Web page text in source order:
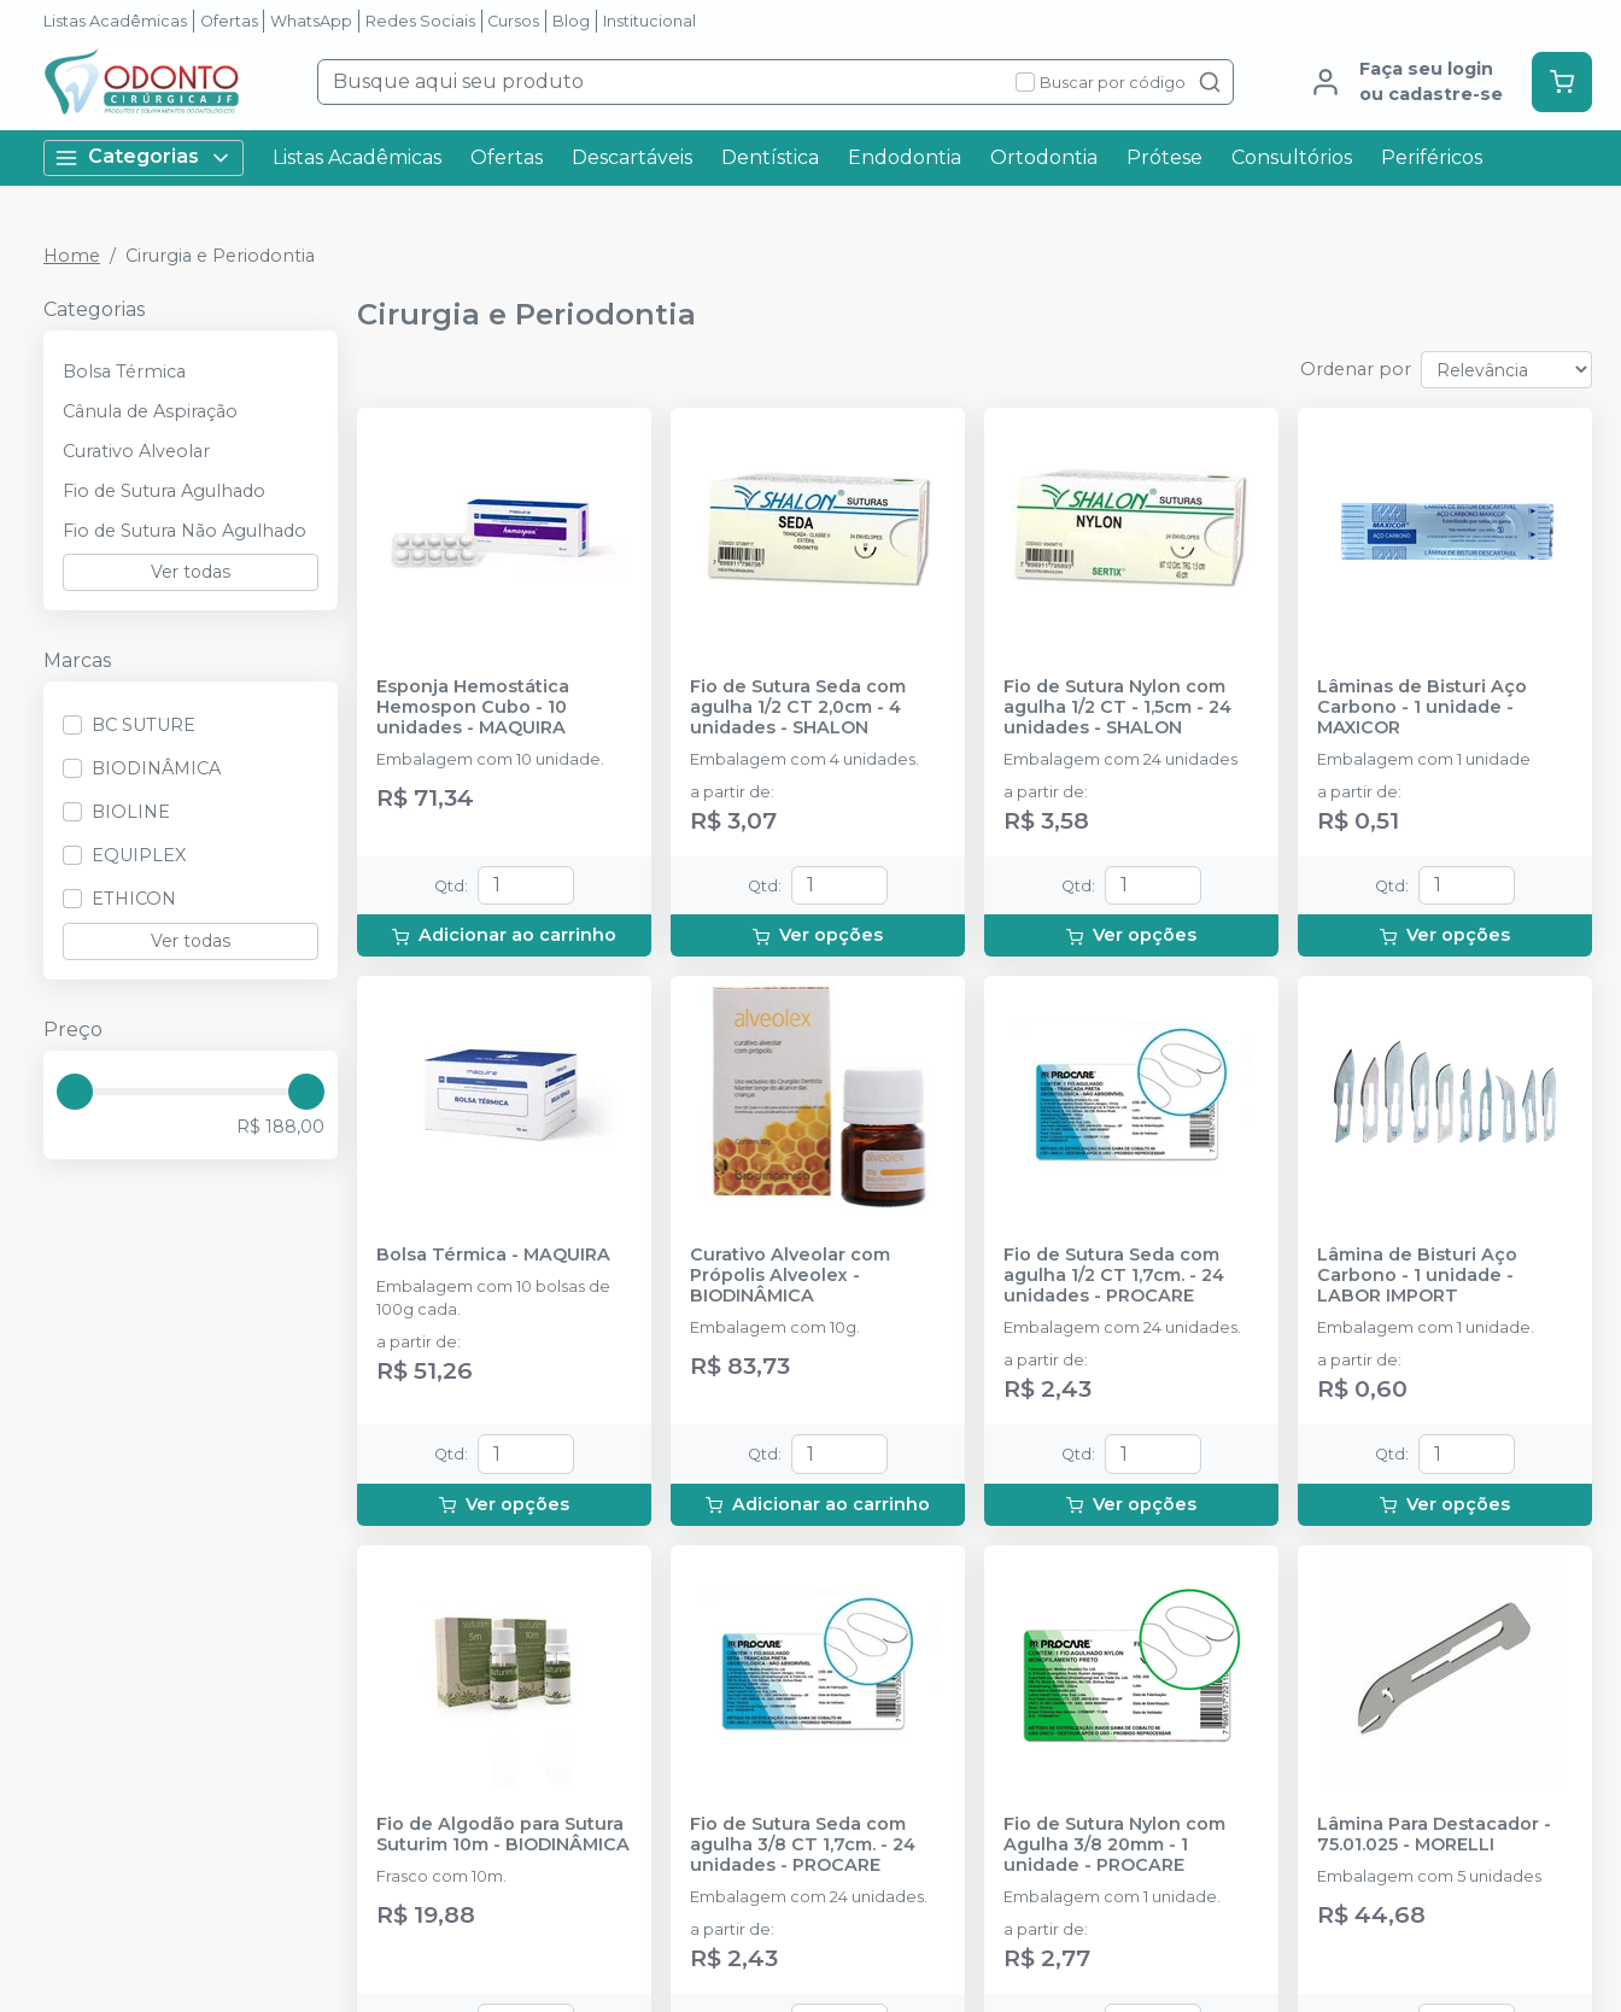
Listas Acadêmicas Ofertas WhatsApp Redes Sociais Cursos Blog Institucional
Buscar por código
Faça seu login
ou cadastre-se
Categorias Listas Acadêmicas Ofertas Descartáveis Dentística Endodontia Ortodontia Prótese Consultórios Periféricos
Home Cirurgia e Periodontia
Categorias
Bolsa Térmica
Cânula de Aspiração
Curativo Alveolar
Fio de Sutura Agulhado
Fio de Sutura Não Agulhado
Ver todas
Marcas
BC SUTURE
BIODINÂMICA
BIOLINE
EQUIPLEX
ETHICON
Ver todas
Preço
R$ 188,00
Cirurgia e Periodontia
Ordenar por
Esponja Hemostática
Hemospon Cubo - 10
unidades - MAQUIRA
Embalagem com 10 unidade.
R$ 71,34
Qtd:
Adicionar ao carrinho
Fio de Sutura Seda com
agulha 1/2 CT 2,0cm - 4
unidades - SHALON
Embalagem com 4 unidades.
a partir de:
R$ 3,07
Qtd:
Ver opções
Fio de Sutura Nylon com
agulha 1/2 CT - 1,5cm - 24
unidades - SHALON
Embalagem com 24 unidades
a partir de:
R$ 3,58
Qtd:
Ver opções
Lâminas de Bisturi Aço
Carbono - 1 unidade -
MAXICOR
Embalagem com 1 unidade
a partir de:
R$ 0,51
Qtd:
Ver opções
Bolsa Térmica - MAQUIRA
Embalagem com 10 bolsas de
100g cada.
a partir de:
R$ 51,26
Qtd :
Ver opções
Curativo Alveolar com
Própolis Alveolex -
BIODINÂMICA
Embalagem com 10g.
R$ 83,73
Qtd :
Adicionar ao carrinho
Fio de Sutura Seda com
agulha 1/2 CT 1,7cm. - 24
unidades - PROCARE
Embalagem com 24 unidades.
a partir de:
R$ 2,43
Qtd :
Ver opções
Lâmina de Bisturi Aço
Carbono - 1 unidade -
LABOR IMPORT
Embalagem com 1 unidade.
a partir de:
R$ 0,60
Qtd :
Ver opções
Fio de Algodão para Sutura
Suturim 10m - BIODINÂMICA
Frasco com 10m.
R$ 19,88
Fio de Sutura Seda com
agulha 3/8 CT 1,7cm. - 24
unidades - PROCARE
Embalagem com 24 unidades.
a partir de:
R$ 2,43
Fio de Sutura Nylon com
Agulha 3/8 20mm - 1
unidade - PROCARE
Embalagem com 1 unidade.
a partir de:
R$ 2,77
Lâmina Para Destacador -
75.01.025 - MORELLI
Embalagem com 5 unidades
R$ 44,68